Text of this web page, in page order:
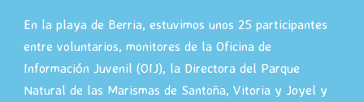
En la playa de Berria, estuvimos unos 25 participantes
entre voluntarios, monitores de la Oficina de
Información Juvenil (OIJ), la Directora del Parque
Natural de las Marismas de Santoña, Vitoria y Joyel y